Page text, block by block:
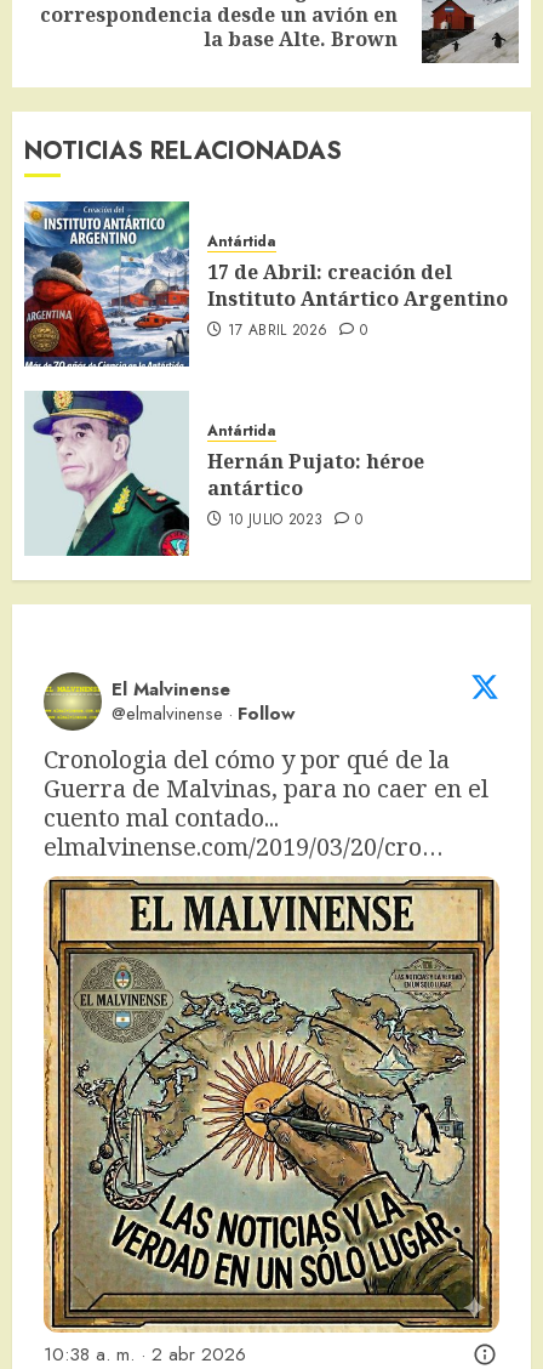
Siguiente
correspondencia desde un avión en
la base Alte. Brown
NOTICIAS RELACIONADAS
Antártida
17 de Abril: creación del
Instituto Antártico Argentino
17 ABRIL 2026 0
Antártida
Hernán Pujato: héroe
antártico
10 JULIO 2023 0
El Malvinense
@elmalvinense · Follow
Cronologia del cómo y por qué de la
Guerra de Malvinas, para no caer en el
elmalvinense.com/2019/03/20/cro…
10:38 a. m. · 2 abr 2026